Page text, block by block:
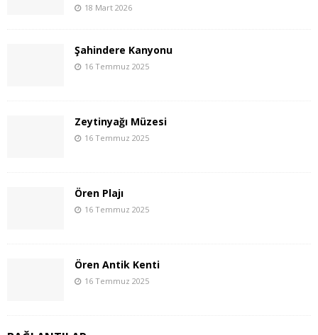
18 Mart 2026
Şahindere Kanyonu
16 Temmuz 2025
Zeytinyağı Müzesi
16 Temmuz 2025
Ören Plajı
16 Temmuz 2025
Ören Antik Kenti
16 Temmuz 2025